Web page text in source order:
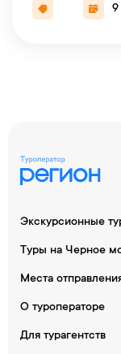
9
Экскурсионные
Туры на Черное
Места
О туроператоре
Для турагентств